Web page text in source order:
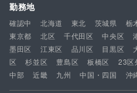
勤務地
確認中 北海道 東北 茨城県 栃
東京都
北区 千代田区 中央区
墨田区
江東区 品川区 目黒区
区
杉並区 豊島区 板橋区 23区
中部
近畿 九州 中国・四国 沖